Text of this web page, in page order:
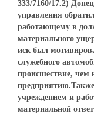
333/7160/17.2)
управления
работающему в
материального
иск был
служебного
происшествие, чем
учреждением и
материальной